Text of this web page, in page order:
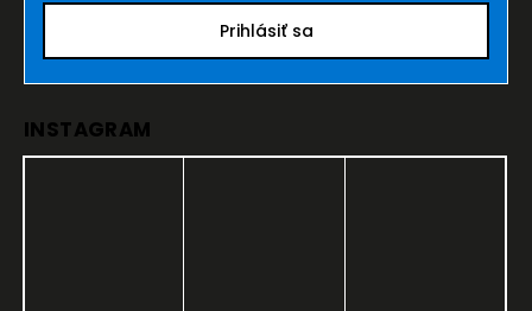
Prihlásiť sa
INSTAGRAM